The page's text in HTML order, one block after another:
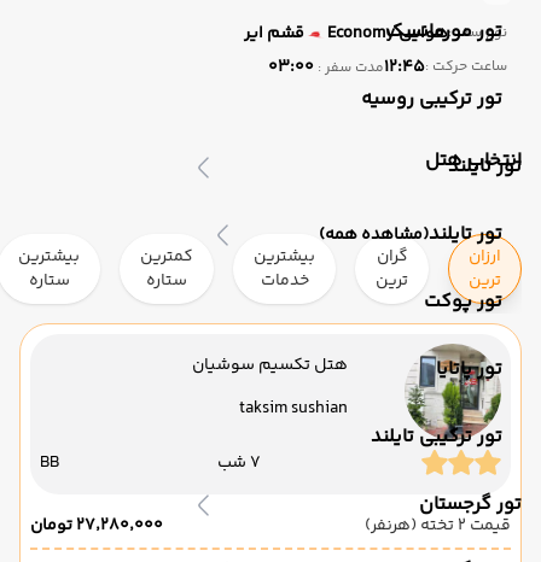
تور مورمانسک
تور ترکیبی روسیه
تور تایلند
تور تایلند(مشاهده همه)
تور پوکت
تور پاتایا
تور ترکیبی تایلند
تور گرجستان
نوع سفر :هواییEconomy قشم ایر
ساعت حرکت :12:45مدت سفر : 03:00
انتخاب هتل
ارزان
ترین
گران
ترین
بیشترین
خدمات
کمترین
ستاره
بیشترین
ستاره
هتل تکسیم سوشیان
taksim sushian
7 شب BB
قیمت 2 تخته (هرنفر)
۲۷٬۲۸۰٬۰۰۰ تومان